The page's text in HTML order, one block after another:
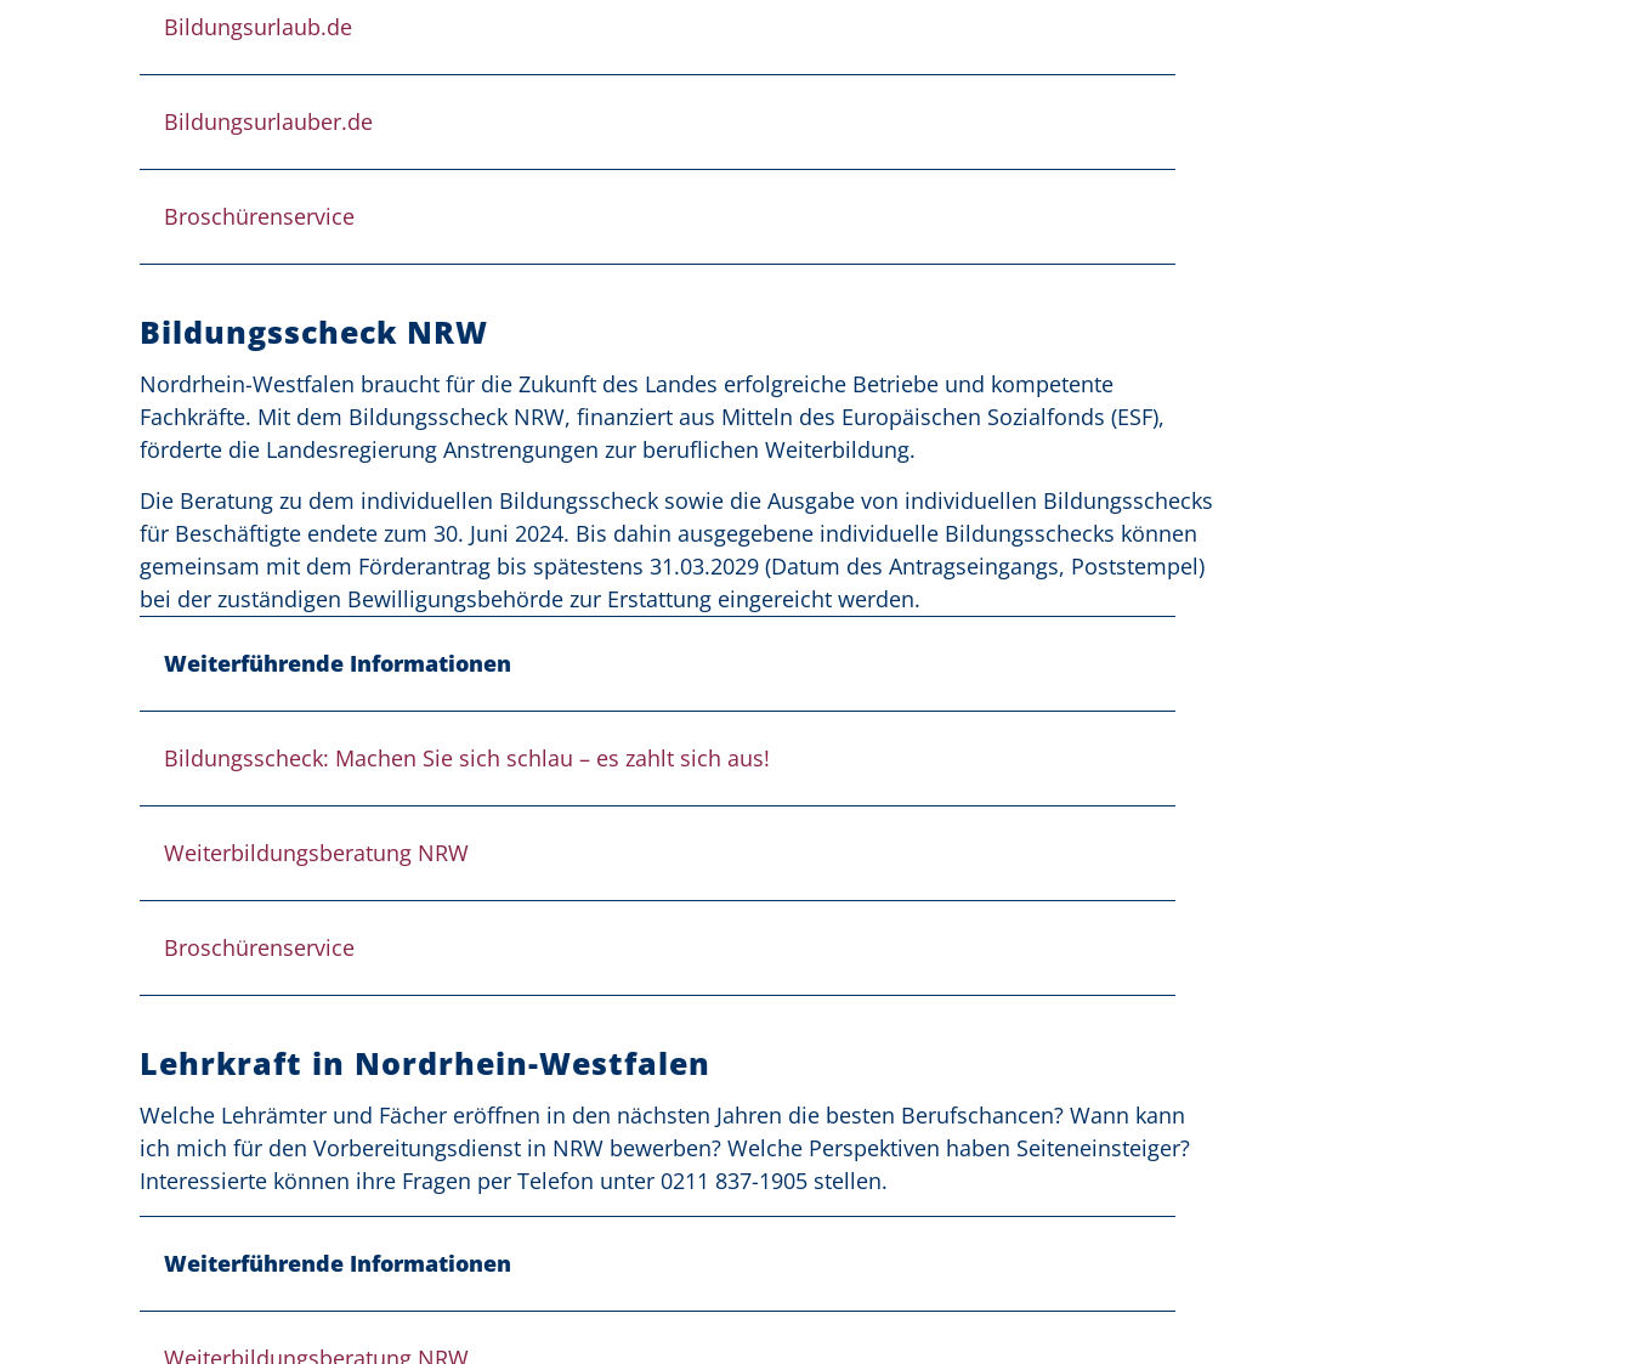
Bildungsurlaub.de
Bildungsurlauber.de
Broschürenservice
Bildungsscheck NRW
Nordrhein-Westfalen braucht für die Zukunft des Landes erfolgreiche Betriebe und kompetente
Fachkräfte. Mit dem Bildungsscheck NRW, finanziert aus Mitteln des Europäischen Sozialfonds (ESF),
förderte die Landesregierung Anstrengungen zur beruflichen Weiterbildung.
Die Beratung zu dem individuellen Bildungsscheck sowie die Ausgabe von individuellen Bildungsschecks
für Beschäftigte endete zum 30. Juni 2024. Bis dahin ausgegebene individuelle Bildungsschecks können
gemeinsam mit dem Förderantrag bis spätestens 31.03.2029 (Datum des Antragseingangs, Poststempel)
bei der zuständigen Bewilligungsbehörde zur Erstattung eingereicht werden.
Weiterführende Informationen
Bildungsscheck: Machen Sie sich schlau – es zahlt sich aus!
Weiterbildungsberatung NRW
Broschürenservice
Lehrkraft in Nordrhein-Westfalen
Welche Lehrämter und Fächer eröffnen in den nächsten Jahren die besten Berufschancen? Wann kann
ich mich für den Vorbereitungsdienst in NRW bewerben? Welche Perspektiven haben Seiteneinsteiger?
Interessierte können ihre Fragen per Telefon unter 0211 837-1905 stellen.
Weiterführende Informationen